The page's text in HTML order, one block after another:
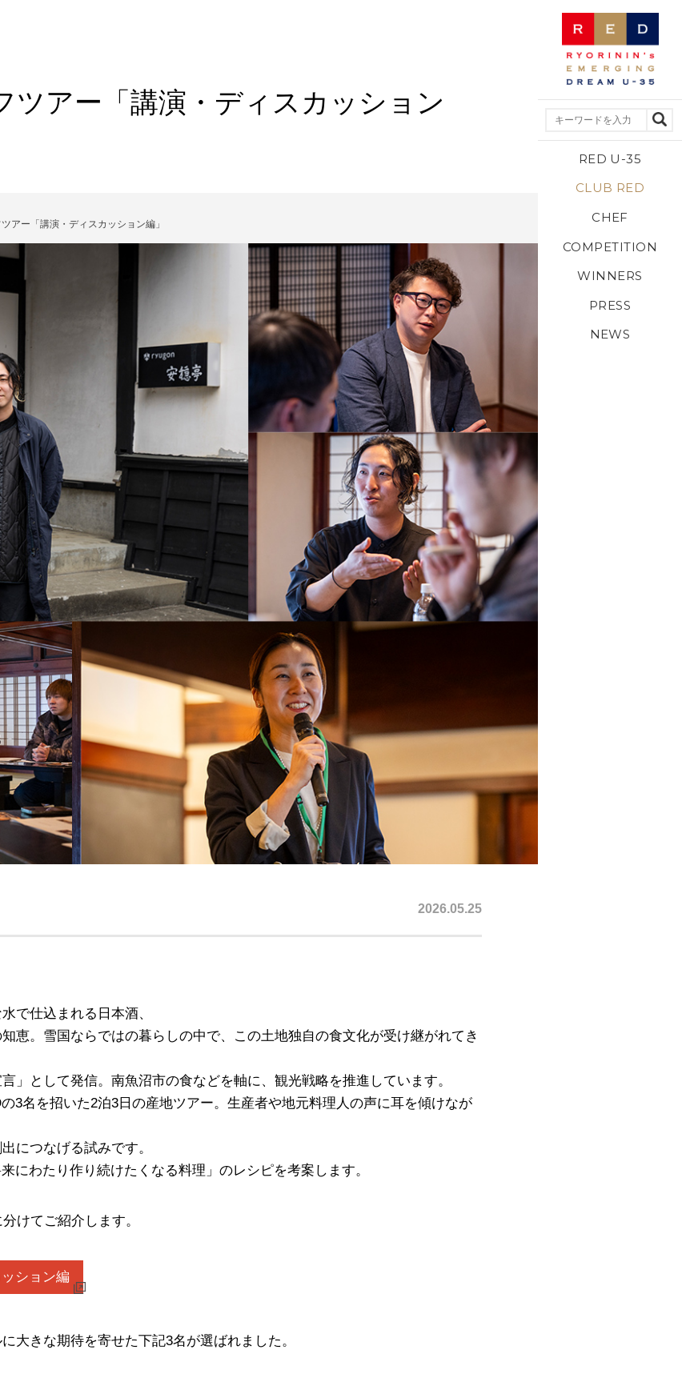
RED U-35
CLUB RED
CHEF
COMPETITION
WINNERS
PRESS
NEWS
ツアー「講演・ディスカッション
アー「講演・ディスカッション編」
2026.05.25
で仕込まれる日本酒、
恵。雪国ならではの暮らしの中で、この土地独自の食文化が受け継がれてき
」として発信。南魚沼市の食などを軸に、観光戦略を推進しています。
3名を招いた2泊3日の産地ツアー。生産者や地元料理人の声に耳を傾けなが
につなげる試みです。
にわたり作り続けたくなる料理」のレシピを考案します。
けてご紹介します。
ション編
大きな期待を寄せた下記3名が選ばれました。